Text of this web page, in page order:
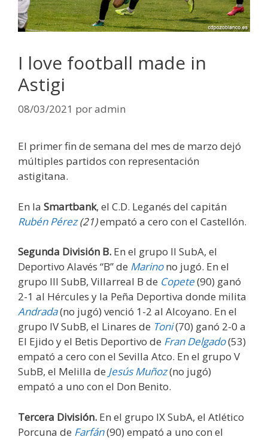
I love football made in
Astigi
08/03/2021 poradmin
El primer fin de semana del mes de marzo dejó
múltiples partidos con representación
astigitana.
En la Smartbank, el C.D. Leganés del capitán
Rubén Pérez(21)empató a cero con el Castellón.
Segunda División B. En el grupo II SubA, el
Deportivo Alavés “B” de Marinono jugó. En el
grupo III SubB, Villarreal B de Copete(90) ganó
2-1 al Hércules y la Peña Deportiva donde milita
Andrada(no jugó) venció 1-2 al Alcoyano. En el
grupo IV SubB, el Linares de Toni(70) ganó 2-0 a
El Ejido y el Betis Deportivo de Fran Delgado(53)
empató a cero con el Sevilla Atco. En el grupo V
SubB, el Melilla de Jesús Muñoz(no jugó)
empató a uno con el Don Benito.
Tercera División. En el grupo IX SubA, el Atlético
Porcuna de Farfán(90) empató a uno con el